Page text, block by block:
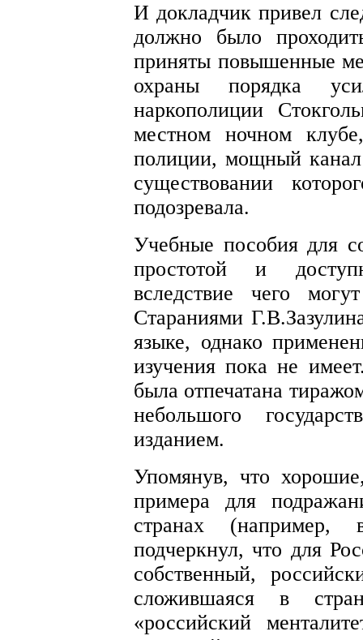
И докладчик привел
должно было
приняты повышенные
охраны порядка
наркополиции
местном ночном
полиции, мощный канал
существовании
подозревала.
Учебные пособия для
простотой и
вследствие чего
Стараниями
языке, однако
изучения пока не
была отпечатана
небольшого
изданием.
Упомянув, что
примера для
странах
подчеркнул, что для
собственный,
сложившаяся в
«российский